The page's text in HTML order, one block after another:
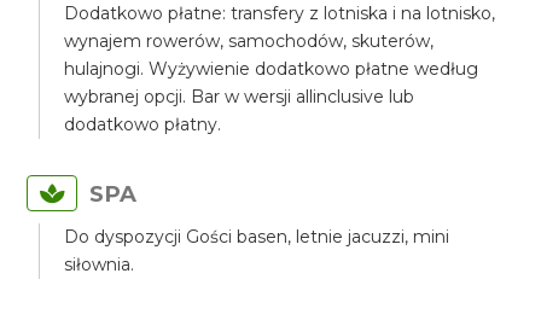
Dodatkowo płatne: transfery z lotniska i na lotnisko,
wynajem rowerów, samochodów, skuterów,
hulajnogi. Wyżywienie dodatkowo płatne według
wybranej opcji. Bar w wersji allinclusive lub
dodatkowo płatny.
SPA
Do dyspozycji Gości basen, letnie jacuzzi, mini
siłownia.